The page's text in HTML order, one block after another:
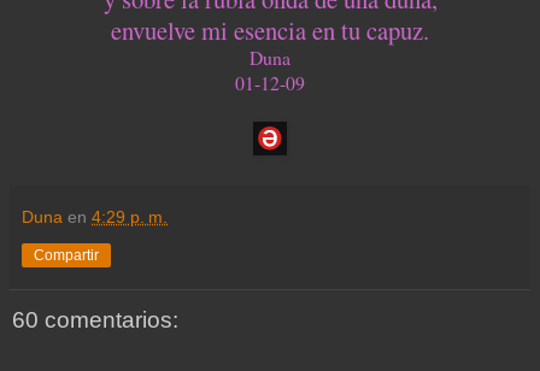
envuelve mi esencia en tu capuz.
Duna
01-12-09
Duna en 4:29 p. m.
Compartir
60 comentarios: